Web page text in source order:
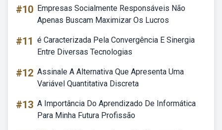
#10 Empresas Socialmente Responsáveis Não
Apenas Buscam Maximizar Os Lucros
#11 é Caracterizada Pela Convergência E Sinergia
Entre Diversas Tecnologias
#12 Assinale A Alternativa Que Apresenta Uma
Variável Quantitativa Discreta
#13 A Importância Do Aprendizado De Informática
Para Minha Futura Profissão